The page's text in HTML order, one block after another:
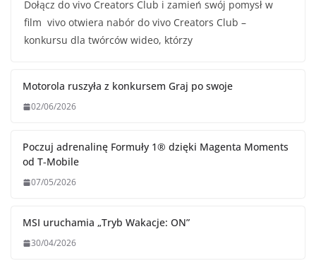
Dołącz do vivo Creators Club i zamień swój pomysł w
film vivo otwiera nabór do vivo Creators Club –
konkursu dla twórców wideo, którzy
Motorola ruszyła z konkursem Graj po swoje
02/06/2026
Poczuj adrenalinę Formuły 1® dzięki Magenta Moments
od T‑Mobile
07/05/2026
MSI uruchamia „Tryb Wakacje: ON”
30/04/2026